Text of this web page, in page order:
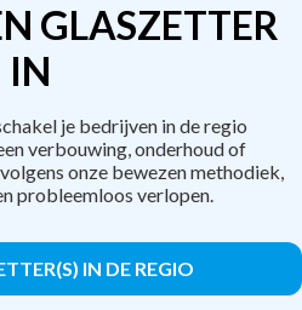
GLASZETTER
IN
je bedrijven in de regio
verbouwing, onderhoud of
onze bewezen methodiek,
probleemloos verlopen.
IN DE REGIO